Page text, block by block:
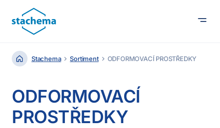
Stachema Sortiment ODFORMOVACÍ PROSTŘEDKY
ODFORMOVACÍ
PROSTŘEDKY